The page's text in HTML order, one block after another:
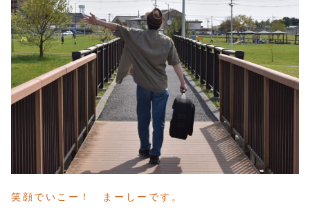
笑顔でいこー！ まーしーです。